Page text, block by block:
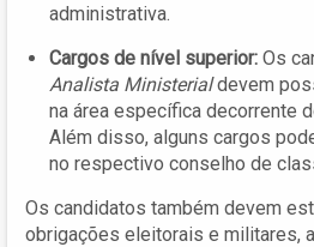
administrativa.
Cargos de nível superior: Os
Analista Ministerialdevem
na área específica decorrente
Além disso, alguns cargos
no respectivo conselho de
Os candidatos também devem
obrigações eleitorais e militares,